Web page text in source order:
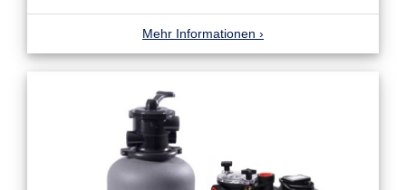
Mehr Informationen ›